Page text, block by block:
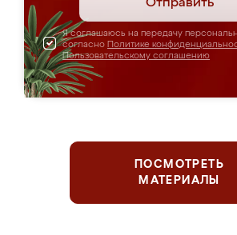
Отправить
Я соглашаюсь на передачу
согласно Политике
Пользовательскому соглашению
ПОСМОТРЕТЬ
МАТЕРИАЛЫ